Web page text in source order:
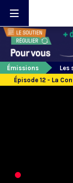
Émissions
Les
Épisode 12 - La